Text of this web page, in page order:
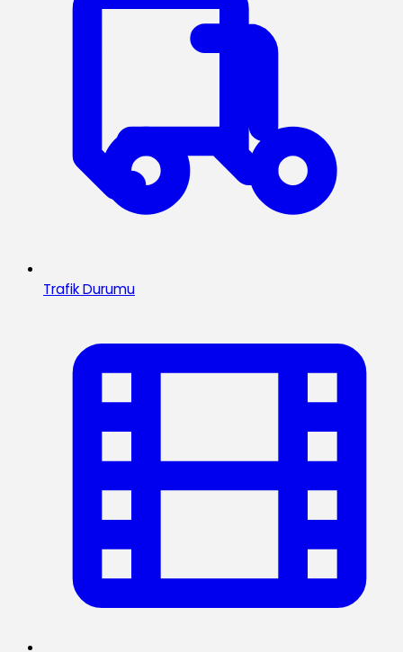
Trafik Durumu